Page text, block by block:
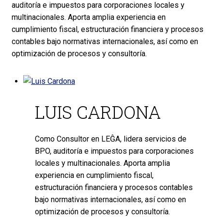
auditoría e impuestos para corporaciones locales y
multinacionales. Aporta amplia experiencia en
cumplimiento fiscal, estructuración financiera y procesos
contables bajo normativas internacionales, así como en
optimización de procesos y consultoría.
LUIS CARDONA
Como Consultor en LEĜA, lidera servicios de
BPO, auditoría e impuestos para corporaciones
locales y multinacionales. Aporta amplia
experiencia en cumplimiento fiscal,
estructuración financiera y procesos contables
bajo normativas internacionales, así como en
optimización de procesos y consultoría.